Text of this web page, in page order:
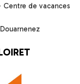
de vacances
Douarnenez